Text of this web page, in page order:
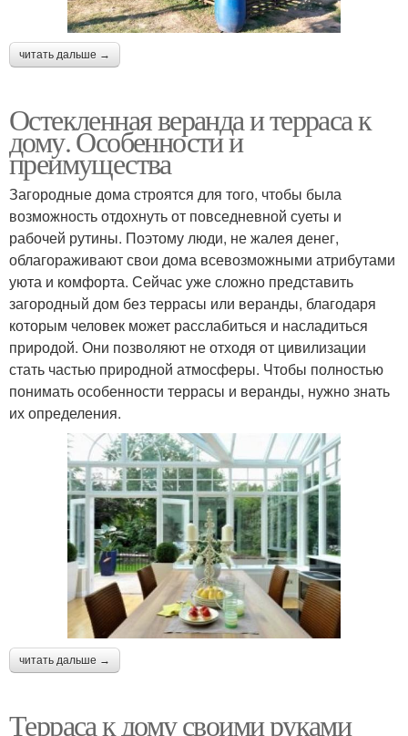
читать дальше →
Остекленная веранда и терраса к
дому. Особенности и
преимущества
Загородные дома строятся для того, чтобы была
возможность отдохнуть от повседневной суеты и
рабочей рутины. Поэтому люди, не жалея денег,
облагораживают свои дома всевозможными атрибутами
уюта и комфорта. Сейчас уже сложно представить
загородный дом без террасы или веранды, благодаря
которым человек может расслабиться и насладиться
природой. Они позволяют не отходя от цивилизации
стать частью природной атмосферы. Чтобы полностью
понимать особенности террасы и веранды, нужно знать
их определения.
читать дальше →
Терраса к дому своими руками